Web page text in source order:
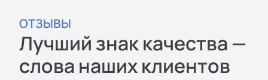
ОТЗЫВЫ
Лучший знак качества —
слова наших клиентов